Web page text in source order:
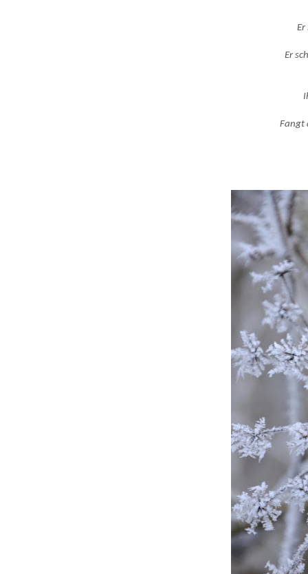
Er
Er
Fangt